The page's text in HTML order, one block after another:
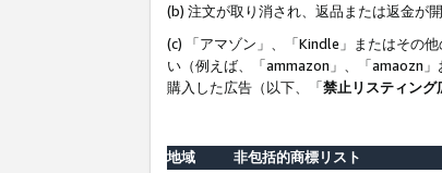
(b) 注文が取り消され、返品または返金が開
(c) 「アマゾン」、「Kindle」またはその
い（例えば、「ammazon」、「amaozn
購入した広告（以下、「禁止リスティング
地域
非包括的商標リスト